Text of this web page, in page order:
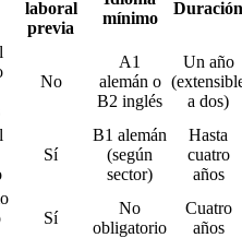
laboral
previa
mínimo
Duración
No
A1
alemán o
B2 inglés
Un año
a dos)
Sí
B1 alemán
(según
sector)
Hasta
cuatro
años
Sí
No
obligatorio
Cuatro
años